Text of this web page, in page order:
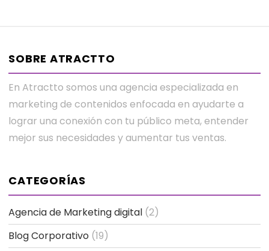
SOBRE ATRACTTO
En Atractto somos una agencia especializada en
marketing de contenidos enfocada en ayudarte a
lograr una conexión con tu público meta, entender
mejor sus necesidades y aumentar tus ventas.
CATEGORÍAS
Agencia de Marketing digital (2)
Blog Corporativo (19)